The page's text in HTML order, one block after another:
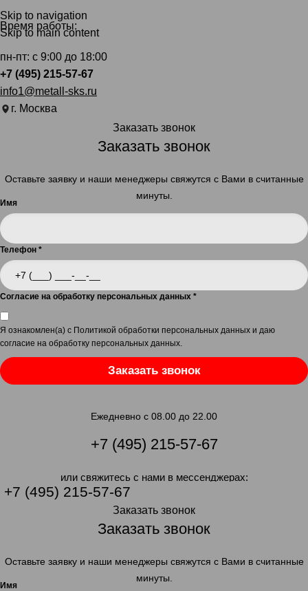
Skip to navigation
Skip to main content
Время работы:
пн-пт: с 9:00 до 18:00
+7 (495) 215-57-67
info1@metall-sks.ru
г. Москва
Заказать звонок
Заказать звонок
Оставьте заявку и наши менеджеры свяжутся с Вами в считанные
минуты.
Имя
Телефон *
Согласие на обработку персональных данных *
Я ознакомлен(а) с Политикой обработки персональных данных и даю
согласие на обработку персональных данных
Заказать звонок
Ежедневно с 08.00 до 22.00
+7 (495) 215-57-67
или свяжитесь с нами в мессенджерах:
+7 (495) 215-57-67
Заказать звонок
Заказать звонок
Оставьте заявку и наши менеджеры свяжутся с Вами в считанные
минуты.
Имя